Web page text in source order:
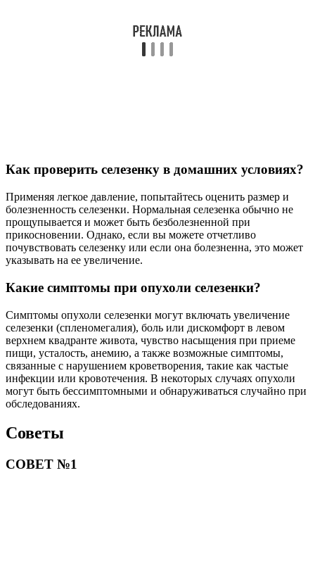
Как проверить селезенку в домашних условиях?
Применяя легкое давление, попытайтесь оценить размер и
болезненность селезенки. Нормальная селезенка обычно не
прощупывается и может быть безболезненной при
прикосновении. Однако, если вы можете отчетливо
почувствовать селезенку или если она болезненна, это может
указывать на ее увеличение.
Какие симптомы при опухоли селезенки?
Симптомы опухоли селезенки могут включать увеличение
селезенки (спленомегалия), боль или дискомфорт в левом
верхнем квадранте живота, чувство насыщения при приеме
пищи, усталость, анемию, а также возможные симптомы,
связанные с нарушением кроветворения, такие как частые
инфекции или кровотечения. В некоторых случаях опухоли
могут быть бессимптомными и обнаруживаться случайно при
обследованиях.
Советы
СОВЕТ №1